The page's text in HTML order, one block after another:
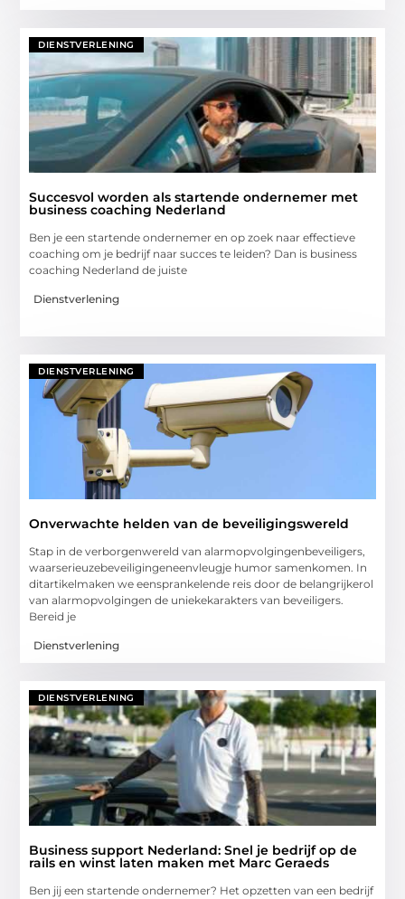
DIENSTVERLENING
Succesvol worden als startende ondernemer met
business coaching Nederland
Ben je een startende ondernemer en op zoek naar effectieve
coaching om je bedrijf naar succes te leiden? Dan is business
coaching Nederland de juiste
Dienstverlening
DIENSTVERLENING
Onverwachte helden van de beveiligingswereld
Stap in de verborgenwereld van alarmopvolgingenbeveiligers,
waarserieuzebeveiligingeneenvleugje humor samenkomen. In
ditartikelmaken we eensprankelende reis door de belangrijkerol
van alarmopvolgingen de uniekekarakters van beveiligers.
Bereid je
Dienstverlening
DIENSTVERLENING
Business support Nederland: Snel je bedrijf op de
rails en winst laten maken met Marc Geraeds
Ben jij een startende ondernemer? Het opzetten van een bedrijf